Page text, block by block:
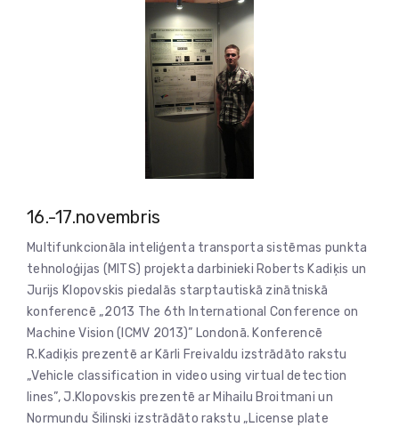
16.-17.novembris
Multifunkcionāla inteliģenta transporta sistēmas punkta
tehnoloģijas (MITS) projekta darbinieki Roberts Kadiķis un
Jurijs Klopovskis piedalās starptautiskā zinātniskā
konferencē „2013 The 6th International Conference on
Machine Vision (ICMV 2013)” Londonā. Konferencē
R.Kadiķis prezentē ar Kārli Freivaldu izstrādāto rakstu
„Vehicle classification in video using virtual detection
lines”, J.Klopovskis prezentē ar Mihailu Broitmani un
Normundu Šilinski izstrādāto rakstu „License plate